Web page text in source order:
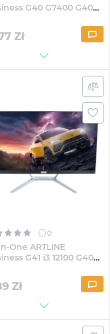
G40 G7400 G40W
Zł
0
One ARTLINE
G41 i3 12100 G40
Zł